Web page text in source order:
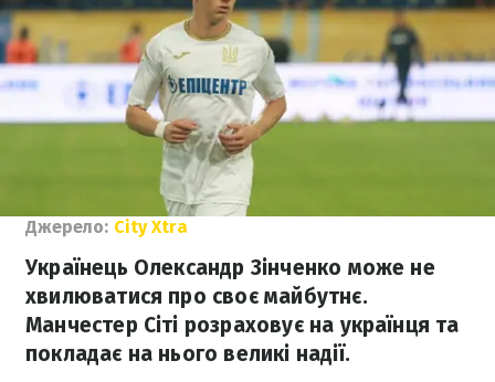
Джерело: City Xtra
Українець Олександр Зінченко може не
хвилюватися про своє майбутнє.
Манчестер Сіті розраховує на українця та
покладає на нього великі надії.